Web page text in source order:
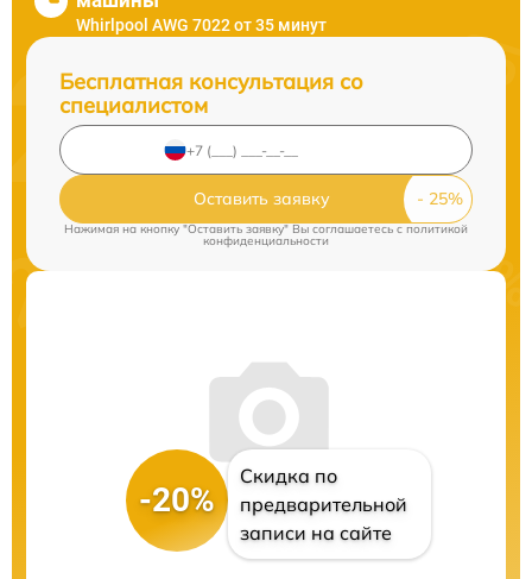
Whirlpool AWG 7022 от 35 минут
Бесплатная консультация со
специалистом
Оставить заявку
Нажимая на кнопку "Оставить заявку" Вы соглашаетесь c политикой
конфиденциальности
-20%
Скидка по
предварительной
записи на сайте